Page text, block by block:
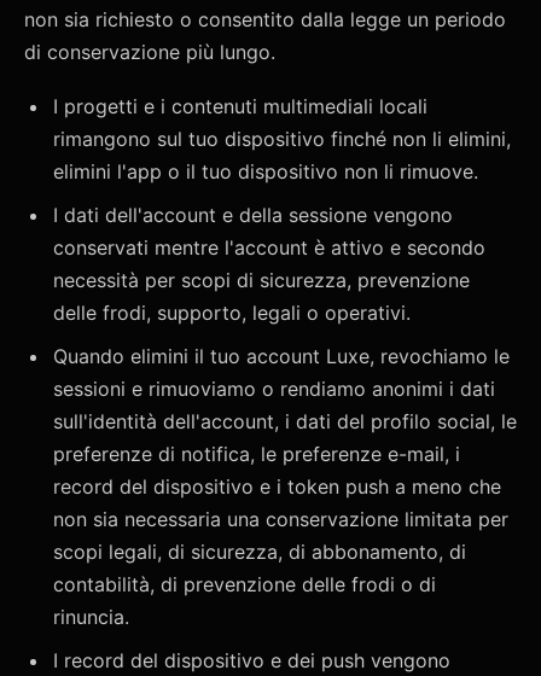
non sia richiesto o consentito dalla legge un periodo
di conservazione più lungo.
I progetti e i contenuti multimediali locali
rimangono sul tuo dispositivo finché non li elimini,
elimini l'app o il tuo dispositivo non li rimuove.
I dati dell'account e della sessione vengono
conservati mentre l'account è attivo e secondo
necessità per scopi di sicurezza, prevenzione
delle frodi, supporto, legali o operativi.
Quando elimini il tuo account Luxe, revochiamo le
sessioni e rimuoviamo o rendiamo anonimi i dati
sull'identità dell'account, i dati del profilo social, le
preferenze di notifica, le preferenze e-mail, i
record del dispositivo e i token push a meno che
non sia necessaria una conservazione limitata per
scopi legali, di sicurezza, di abbonamento, di
contabilità, di prevenzione delle frodi o di
rinuncia.
I record del dispositivo e dei push vengono